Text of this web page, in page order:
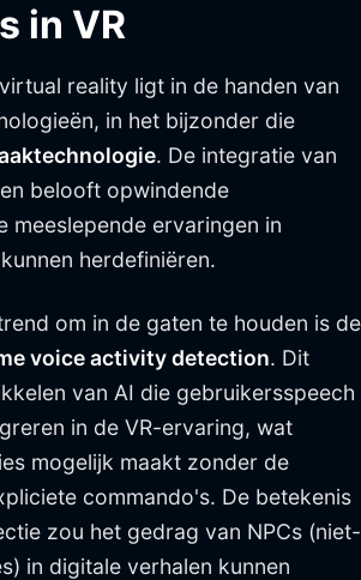
in VR
reality ligt in de handen van
in het bijzonder die
. De integratie van
belooft opwindende
meeslepende ervaringen in
herdefiniëren.
om in de gaten te houden is de
voice activity detection. Dit
van AI die gebruikersspeech
in de VR-ervaring, wat
mogelijk maakt zonder de
commando's. De betekenis
zou het gedrag van NPCs (niet-
in digitale verhalen kunnen